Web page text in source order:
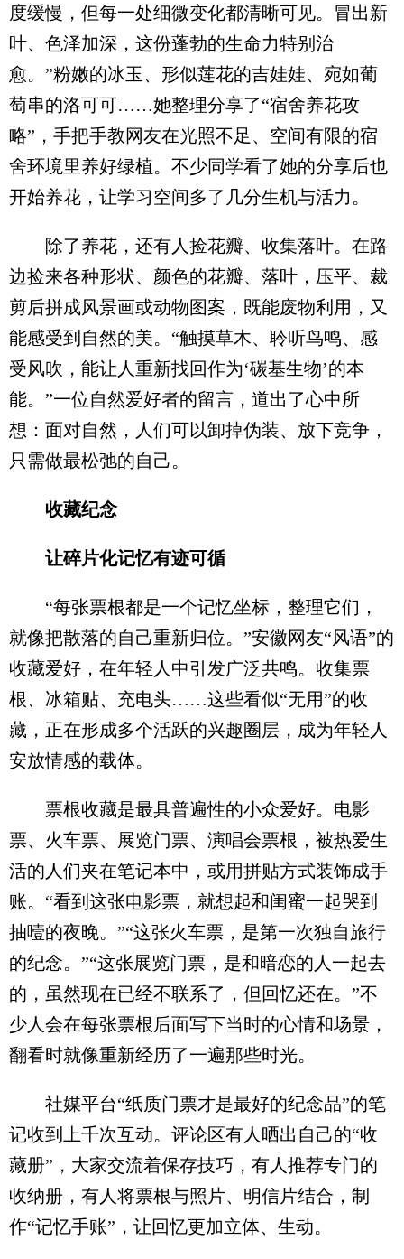
度缓慢，但每一处细微变化都清晰可见。冒出新
叶、色泽加深，这份蓬勃的生命力特别治
愈。”粉嫩的冰玉、形似莲花的吉娃娃、宛如葡
萄串的洛可可……她整理分享了“宿舍养花攻
略”，手把手教网友在光照不足、空间有限的宿
舍环境里养好绿植。不少同学看了她的分享后也
开始养花，让学习空间多了几分生机与活力。
除了养花，还有人捡花瓣、收集落叶。在路
边捡来各种形状、颜色的花瓣、落叶，压平、裁
剪后拼成风景画或动物图案，既能废物利用，又
能感受到自然的美。“触摸草木、聆听鸟鸣、感
受风吹，能让人重新找回作为‘碳基生物’的本
能。”一位自然爱好者的留言，道出了心中所
想：面对自然，人们可以卸掉伪装、放下竞争，
只需做最松弛的自己。
收藏纪念
让碎片化记忆有迹可循
“每张票根都是一个记忆坐标，整理它们，
就像把散落的自己重新归位。”安徽网友“风语”的
收藏爱好，在年轻人中引发广泛共鸣。收集票
根、冰箱贴、充电头……这些看似“无用”的收
藏，正在形成多个活跃的兴趣圈层，成为年轻人
安放情感的载体。
票根收藏是最具普遍性的小众爱好。电影
票、火车票、展览门票、演唱会票根，被热爱生
活的人们夹在笔记本中，或用拼贴方式装饰成手
账。“看到这张电影票，就想起和闺蜜一起哭到
抽噎的夜晚。”“这张火车票，是第一次独自旅行
的纪念。”“这张展览门票，是和暗恋的人一起去
的，虽然现在已经不联系了，但回忆还在。”不
少人会在每张票根后面写下当时的心情和场景，
翻看时就像重新经历了一遍那些时光。
社媒平台“纸质门票才是最好的纪念品”的笔
记收到上千次互动。评论区有人晒出自己的“收
藏册”，大家交流着保存技巧，有人推荐专门的
收纳册，有人将票根与照片、明信片结合，制
作“记忆手账”，让回忆更加立体、生动。